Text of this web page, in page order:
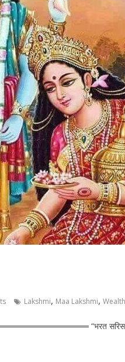
Lakshmi, Maa Lakshmi, Wealth
“भरत सरिस को